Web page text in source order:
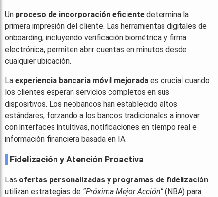
Un proceso de incorporación eficiente determina la
primera impresión del cliente. Las herramientas digitales de
onboarding, incluyendo verificación biométrica y firma
electrónica, permiten abrir cuentas en minutos desde
cualquier ubicación.
La experiencia bancaria móvil mejorada es crucial cuando
los clientes esperan servicios completos en sus
dispositivos. Los neobancos han establecido altos
estándares, forzando a los bancos tradicionales a innovar
con interfaces intuitivas, notificaciones en tiempo real e
información financiera basada en IA.
Fidelización y Atención Proactiva
Las ofertas personalizadas y programas de fidelización
utilizan estrategias de “Próxima Mejor Acción” (NBA) para